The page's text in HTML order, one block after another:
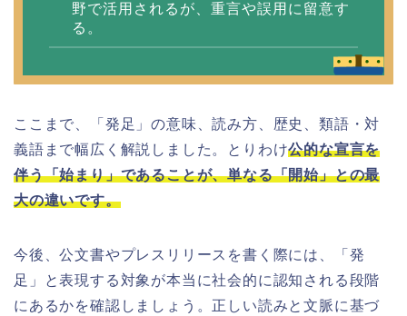
野で活用されるが、重言や誤用に留意す
る。
ここまで、「発足」の意味、読み方、歴史、類語・対
義語まで幅広く解説しました。とりわけ公的な宣言を
伴う「始まり」であることが、単なる「開始」との最
大の違いです。
今後、公文書やプレスリリースを書く際には、「発
足」と表現する対象が本当に社会的に認知される段階
にあるかを確認しましょう。正しい読みと文脈に基づ